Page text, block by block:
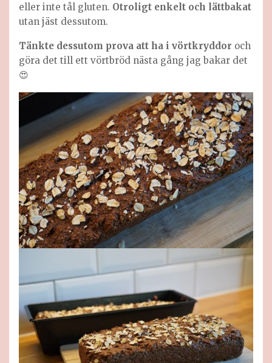
eller inte tål gluten. Otroligt enkelt och lättbakat
utan jäst dessutom.
Tänkte dessutom prova att ha i vörtkryddor och
göra det till ett vörtbröd nästa gång jag bakar det
😍